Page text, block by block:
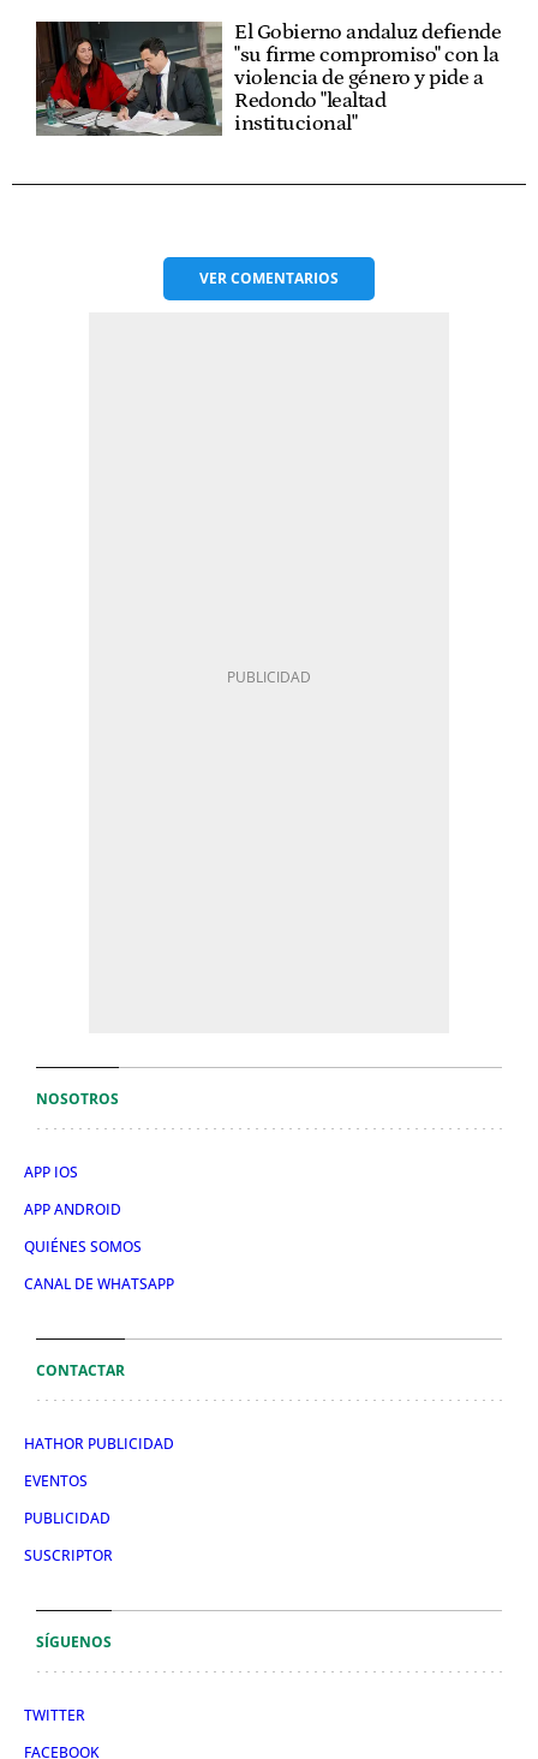
El Gobierno andaluz defiende
"su firme compromiso" con la
violencia de género y pide a
Redondo "lealtad
institucional"
VERCOMENTARIOS
NOSOTROS
APP IOS
APP ANDROID
QUIÉNES SOMOS
CANAL DE WHATSAPP
CONTACTAR
HATHOR PUBLICIDAD
EVENTOS
PUBLICIDAD
SUSCRIPTOR
SÍGUENOS
TWITTER
FACEBOOK